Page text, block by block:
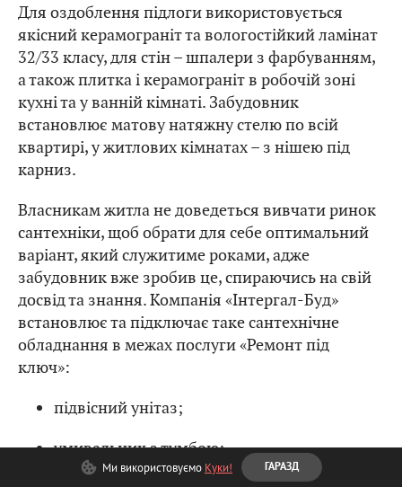
Для оздоблення підлоги використовується
якісний керамограніт та вологостійкий ламінат
32/33 класу, для стін – шпалери з фарбуванням,
а також плитка і керамограніт в робочій зоні
кухні та у ванній кімнаті. Забудовник
встановлює матову натяжну стелю по всій
квартирі, у житлових кімнатах – з нішею під
карниз.
Власникам житла не доведеться вивчати ринок
сантехніки, щоб обрати для себе оптимальний
варіант, який служитиме роками, адже
забудовник вже зробив це, спираючись на свій
досвід та знання. Компанія «Інтергал-Буд»
встановлює та підключає таке сантехнічне
обладнання в межах послуги «Ремонт під
ключ»:
підвісний унітаз;
умивальник з тумбою;
Ми використовуємо Куки! ГАРАЗД